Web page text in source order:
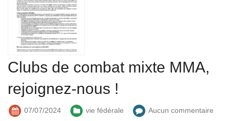
Clubs de combat mixte MMA,
rejoignez-nous !
07/07/2024 vie fédérale Aucun commentaire